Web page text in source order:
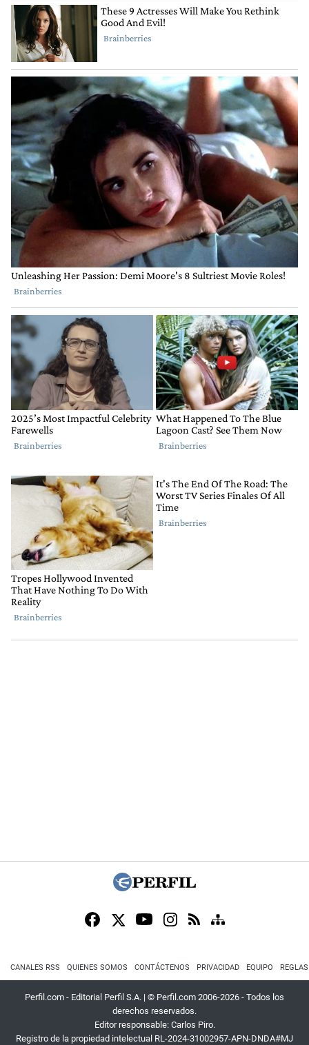
CANALES RSS QUIENES SOMOS CONTÁCTENOS PRIVACIDAD EQUIPO
Perfil.com - Editorial Perfil S.A. | © Perfil.com 2006-2026 - Todos los
derechos reservados.
Editor responsable: Carlos Piro.
Registro de la propiedad intelectual RL-2024-31002957-APN-DNDA#MJ